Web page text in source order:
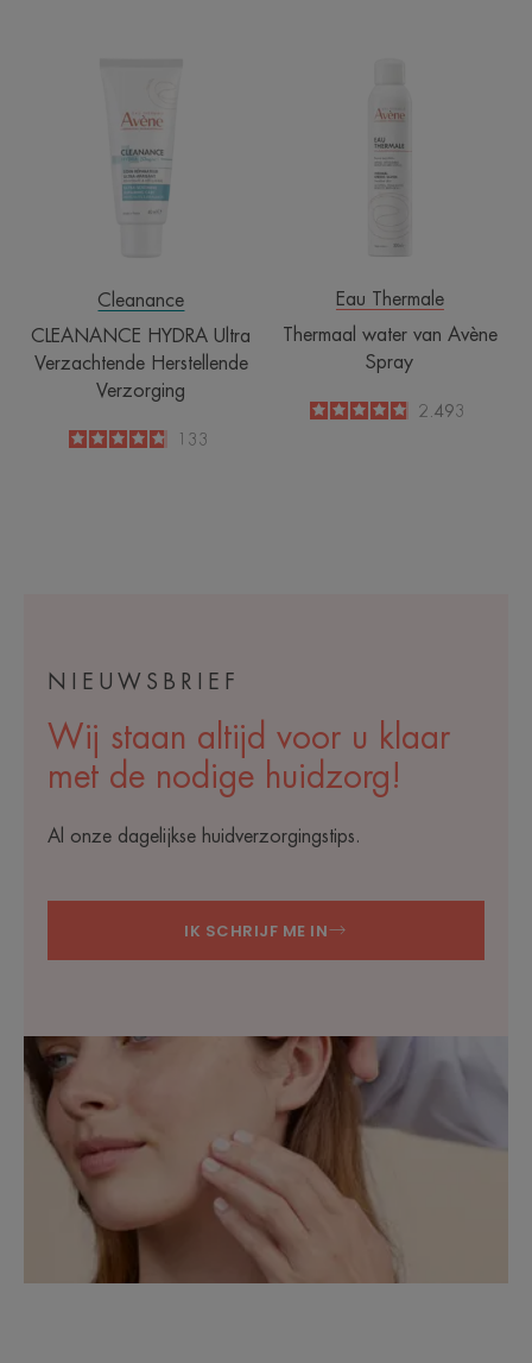
Verzachtende
Herstellende
Verzorging
Cleanance
CLEANANCE HYDRA Ultra
Verzachtende Herstellende
Verzorging
4.8
/5133
van
Spray
Eau Thermale
Thermaal water van Avène
Spray
4.8
/
5
2.493
NIEUWSBRIEF
Wij staan altijd voor u klaar
met de nodige huidzorg!
Al onze dagelijkse huidverzorgingstips.
IK SCHRIJF ME IN